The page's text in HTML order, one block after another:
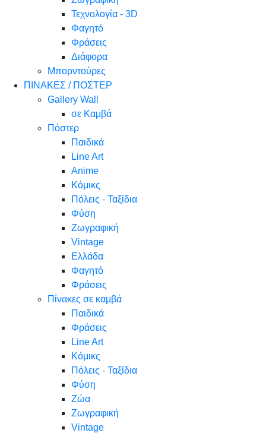
Τεχνολογία - 3D
Φαγητό
Φράσεις
Διάφορα
Μπορντούρες
ΠΙΝΑΚΕΣ / ΠΟΣΤΕΡ
Gallery Wall
σε Καμβά
Πόστερ
Παιδικά
Line Art
Anime
Κόμικς
Πόλεις - Ταξίδια
Φύση
Ζωγραφική
Vintage
Ελλάδα
Φαγητό
Φράσεις
Πίνακες σε καμβά
Παιδικά
Φράσεις
Line Art
Κόμικς
Πόλεις - Ταξίδια
Φύση
Ζώα
Ζωγραφική
Vintage